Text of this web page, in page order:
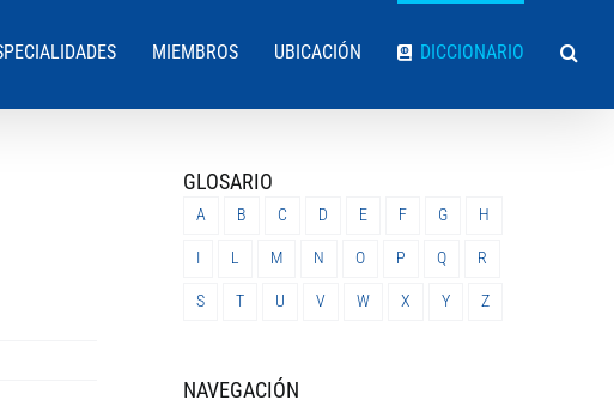
MIEMBROS UBICACIÓN DICCIONARIO
GLOSARIO
A B C D E F G H
I L M N O P Q R
S T U V W X Y Z
NAVEGACIÓN